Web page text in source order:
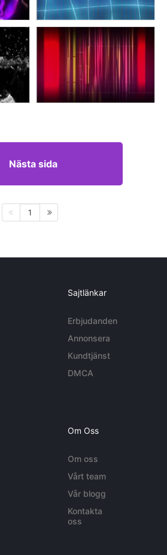
Nästa sida
1
Sajtlänkar
Erbjudanden
Annonsera
Kundtjänst
DMCA
Om Oss
Om oss
Vårt team
Vår blogg
Kontakta
oss